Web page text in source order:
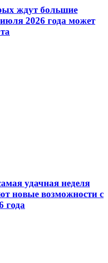
ждут большие
2026 года может
удачная неделя
новые возможности с
года